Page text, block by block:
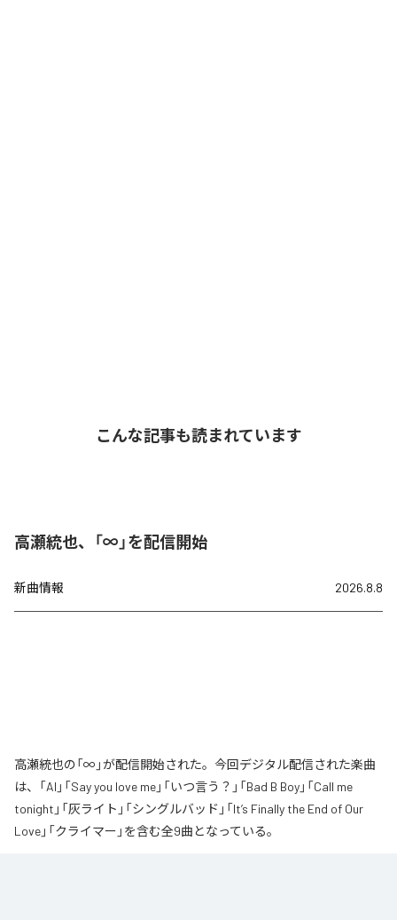
こんな記事も読まれています
高瀬統也、「∞」を配信開始
新曲情報 2026.8.8
高瀬統也の「∞」が配信開始された。今回デジタル配信された楽曲
は、「AI」「Say you love me」「いつ言う？」「Bad B Boy」「Call me
tonight」「灰ライト」「シングルバッド」「It’s Finally the End of Our
Love」「クライマー」を含む全9曲となっている。